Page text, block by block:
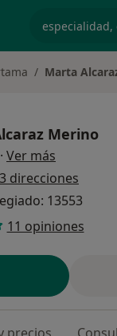
Marta
Merino
· Ver más
3 direcciones
13553
11 opiniones